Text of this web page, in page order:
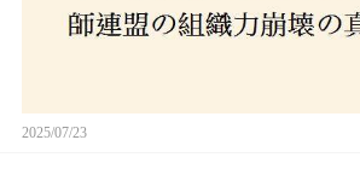
2025/07/23